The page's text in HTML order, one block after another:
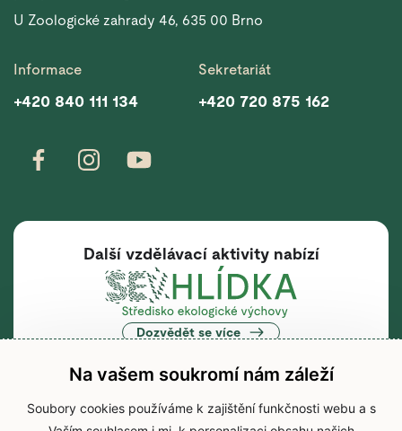
U Zoologické zahrady 46, 635 00 Brno
Informace
+420 840 111 134
Sekretariát
+420 720 875 162
Další vzdělávací aktivity nabízí
Dozvědět se více
Na vašem soukromí nám záleží
Soubory cookies používáme k zajištění funkčnosti webu a s